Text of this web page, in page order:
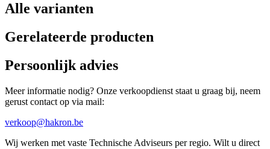
Alle varianten
Gerelateerde producten
Persoonlijk advies
Meer informatie nodig? Onze verkoopdienst staat u graag bij, neem
gerust contact op via mail:
verkoop@hakron.be
Wij werken met vaste Technische Adviseurs per regio. Wilt u direct